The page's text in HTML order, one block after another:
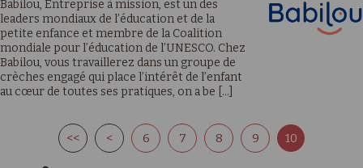
Babilou, Entreprise à mission, est un des
leaders mondiaux de l’éducation et de la
petite enfance et membre de la Coalition
mondiale pour l’éducation de l’UNESCO. Chez
Babilou, vous travaillerez dans un groupe de
crèches engagé qui place l’intérêt de l’enfant
au cœur de toutes ses pratiques, on a be [...]
<< < 6 7 8 9 10